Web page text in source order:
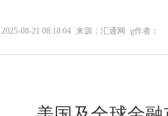
2025-08-21 08:18:04 来源：汇通网 g作者：